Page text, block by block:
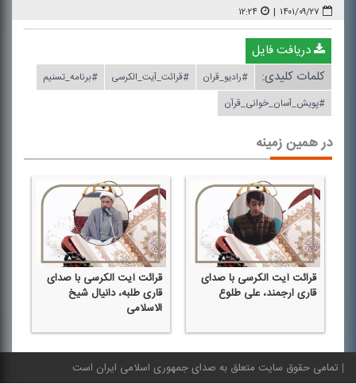
۱۴۰۱/۰۹/۲۷ | ۱۲:۲۴
دریافت فایل
کلمات کلیدی:
#رادیو_قران #قرائت_آیت_الكرسی
#برنامه_تسنیم
#پویش_آسان_خوانی_قرآن
در همین زمینه
قرائت آیت الكرسی با صدای
قاری ارجمند، علی طلوع
قرائت آیت الكرسی با صدای
قاری طلبه، دانیال شیخ
الاسلامی
تمامی حقوق سایت متعلق به صدای جمهوری اسلامی ایران است